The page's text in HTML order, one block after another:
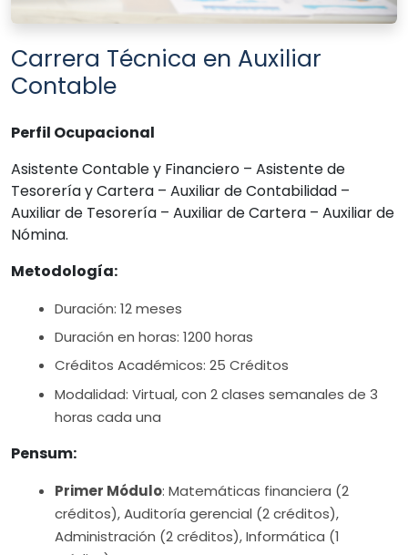
Carrera Técnica en Auxiliar
Contable
Perfil Ocupacional
Asistente Contable y Financiero – Asistente de
Tesorería y Cartera – Auxiliar de Contabilidad –
Auxiliar de Tesorería – Auxiliar de Cartera – Auxiliar de
Nómina.
Metodología:
Duración: 12 meses
Duración en horas: 1200 horas
Créditos Académicos: 25 Créditos
Modalidad: Virtual, con 2 clases semanales de 3
horas cada una
Pensum:
Primer Módulo: Matemáticas financiera (2
créditos), Auditoría gerencial (2 créditos),
Administración (2 créditos), Informática (1